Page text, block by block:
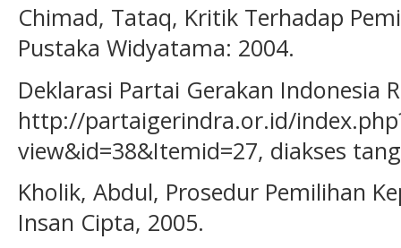
Chimad, Tataq, Kritik Terhadap
Pustaka Widyatama: 2004.
Deklarasi Partai Gerakan Indonesia
http://partaigerindra.or.id/
view&id=38&Itemid=27, diakses
Kholik, Abdul, Prosedur Pemilihan
Insan Cipta, 2005.